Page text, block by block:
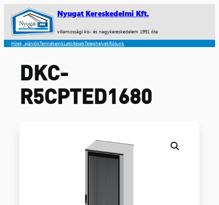
Nyugat Kereskedelmi Kft.
villamossági kis- és nagykereskedelem 1991 óta
Hírek, ajánlókTermékeinkLetöltésekTelephelyekRólunk
DKC-
R5CPTED1680